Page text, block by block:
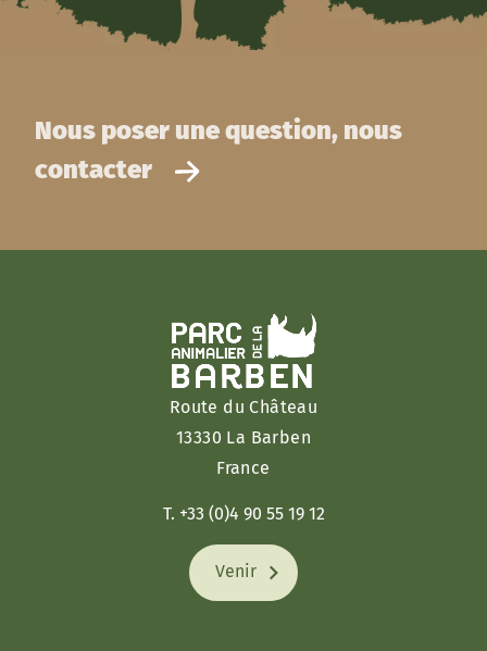
Nous poser une question, nous
contacter
Route du Château
13330 La Barben
France
T. +33 (0)4 90 55 19 12
Venir